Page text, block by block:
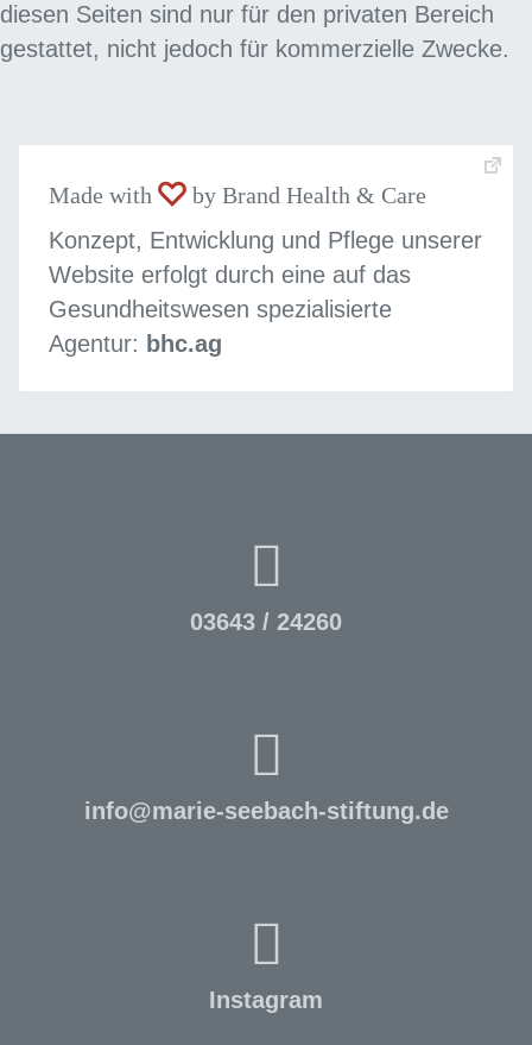
diesen Seiten sind nur für den privaten Bereich
gestattet, nicht jedoch für kommerzielle Zwecke.
Made with
by Brand Health & Care
Konzept, Entwicklung und Pflege unserer
Website erfolgt durch eine auf das
Gesundheitswesen spezialisierte
Agentur: bhc.ag
03643 / 24260
info@marie-seebach-stiftung.de
Instagram